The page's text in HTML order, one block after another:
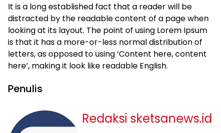
It is a long established fact that a reader will be
distracted by the readable content of a page when
looking at its layout. The point of using Lorem Ipsum
is that it has a more-or-less normal distribution of
letters, as opposed to using ‘Content here, content
here’, making it look like readable English.
Penulis
Redaksi sketsanews.id